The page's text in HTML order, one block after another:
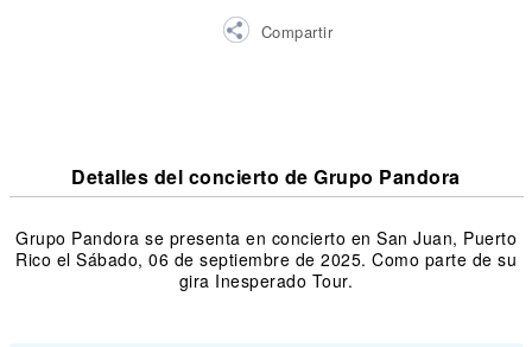
Compartir
Detalles del concierto de Grupo Pandora
Grupo Pandora se presenta en concierto en San Juan, Puerto
Rico el Sábado, 06 de septiembre de 2025. Como parte de su
gira Inesperado Tour.